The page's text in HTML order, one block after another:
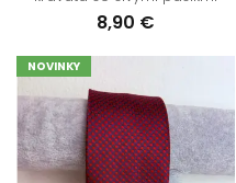
8,90 €
NOVINKY